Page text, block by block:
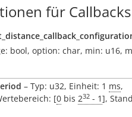
für Callbacks
bool, option: char, min: u16,
– Typ: u32, Einheit: 1 ms,
[0 bis 232 - 1],